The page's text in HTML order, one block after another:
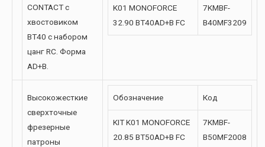
CONTACT с
хвостовиком
BT40 с набором
цанг RC. Форма
AD+B.
K01 MONOFORCE
32.90 BT40AD+B FC
7KMBF-
B40MF3209
Высокожесткие
сверхточные
фрезерные
патроны
Обозначение Код
KIT K01 MONOFORCE
20.85 BT50AD+B FC
7KMBF-
B50MF2008